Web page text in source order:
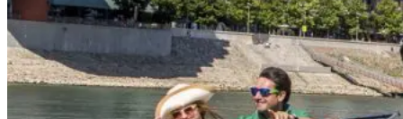
Gastro
Kaviarne
Kultúra a tradície
Kúpele
Šport a agroturistika
Školstvo
Ekonomika obchod a doprava